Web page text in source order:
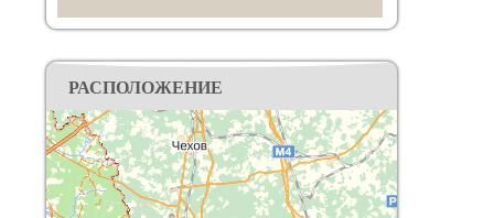
РАСПОЛОЖЕНИЕ